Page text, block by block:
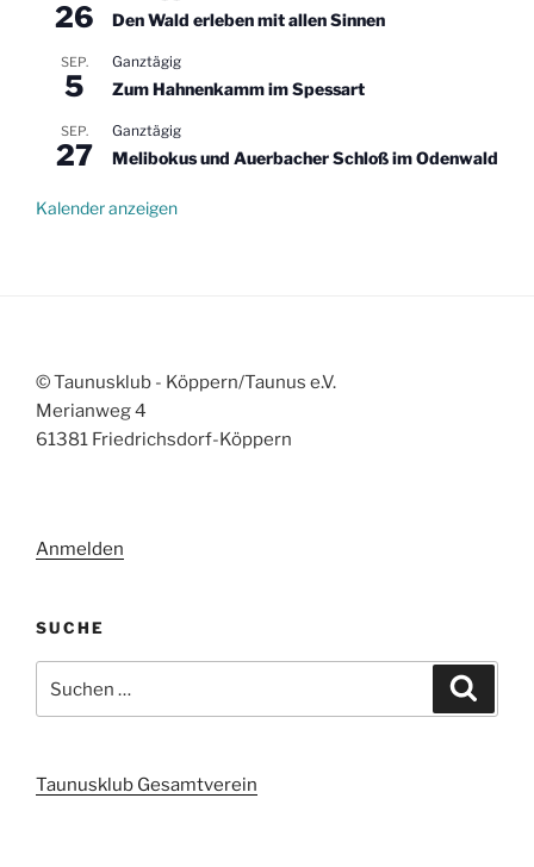
26 Den Wald erleben mit allen Sinnen
SEP.
5
Ganztägig
Zum Hahnenkamm im Spessart
SEP.
27
Ganztägig
Melibokus und Auerbacher Schloß im Odenwald
Kalender anzeigen
© Taunusklub - Köppern/Taunus e.V.
Merianweg 4
61381 Friedrichsdorf-Köppern
Anmelden
SUCHE
nach:
Taunusklub Gesamtverein